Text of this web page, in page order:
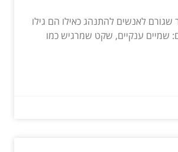
לאנשים להתנהג כאילו הם גילו
שמיים ענקיים, שקט שמרגיש כמו